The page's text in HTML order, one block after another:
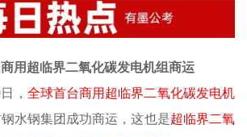
用超临界二氧化碳发电机组商运
， 全球首台商用超临界二氧化碳发电机
水钢集团成功商运，这也是超临界二氧